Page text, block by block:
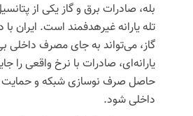
بله، صادرات برق و گاز یکی از
تله یارانهغیرهدفمند است. ایران
گاز، می‌تواند به جای مصرف داخلی
یارانه‌ای، صادرات با نرخ واقعی را
حاصل صرف نوسازی شبکه و حمایت
داخلی شود.